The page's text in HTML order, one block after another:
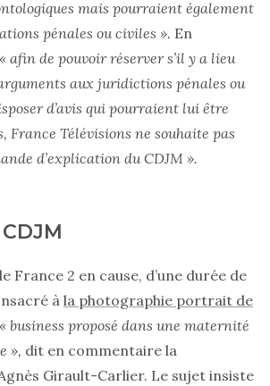
mais pourraient également
pénales ou civiles ». En
« afin de pouvoir réserver s’il y a lieu
arguments aux juridictions pénales ou
d’avis qui pourraient lui être
France Télévisions ne souhaite pas
d’explication du CDJM ».
France 2 en cause, d’une durée de
à la photographie portrait de
« business proposé dans une maternité
», dit en commentaire la
Girault-Carlier. Le sujet insiste